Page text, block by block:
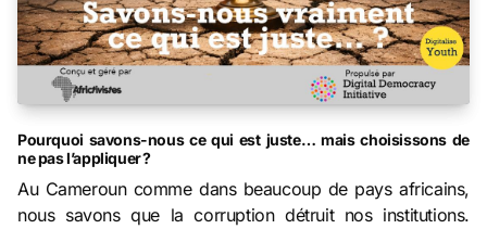
Pourquoi savons-nous ce qui est juste… mais choisissons de
ne pas l’appliquer ?
Au Cameroun comme dans beaucoup de pays africains,
nous savons que la corruption détruit nos institutions.